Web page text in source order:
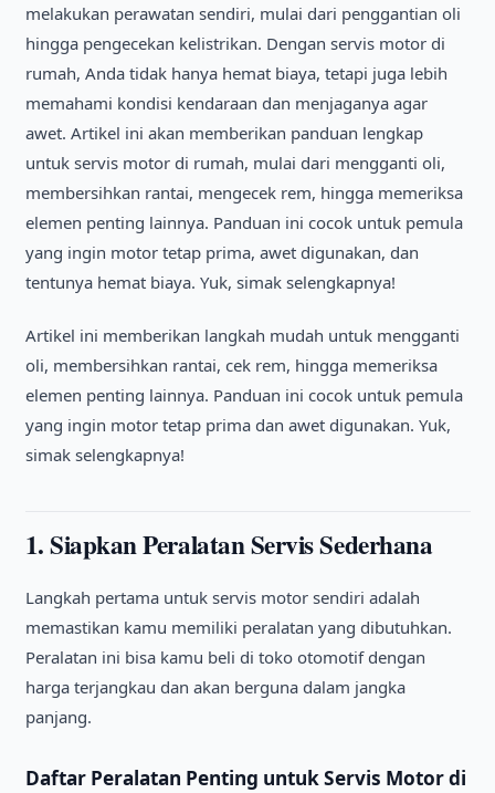
melakukan perawatan sendiri, mulai dari penggantian oli
hingga pengecekan kelistrikan. Dengan servis motor di
rumah, Anda tidak hanya hemat biaya, tetapi juga lebih
memahami kondisi kendaraan dan menjaganya agar
awet. Artikel ini akan memberikan panduan lengkap
untuk servis motor di rumah, mulai dari mengganti oli,
membersihkan rantai, mengecek rem, hingga memeriksa
elemen penting lainnya. Panduan ini cocok untuk pemula
yang ingin motor tetap prima, awet digunakan, dan
tentunya hemat biaya. Yuk, simak selengkapnya!
Artikel ini memberikan langkah mudah untuk mengganti
oli, membersihkan rantai, cek rem, hingga memeriksa
elemen penting lainnya. Panduan ini cocok untuk pemula
yang ingin motor tetap prima dan awet digunakan. Yuk,
simak selengkapnya!
1. Siapkan Peralatan Servis Sederhana
Langkah pertama untuk servis motor sendiri adalah
memastikan kamu memiliki peralatan yang dibutuhkan.
Peralatan ini bisa kamu beli di toko otomotif dengan
harga terjangkau dan akan berguna dalam jangka
panjang.
Daftar Peralatan Penting untuk Servis Motor di